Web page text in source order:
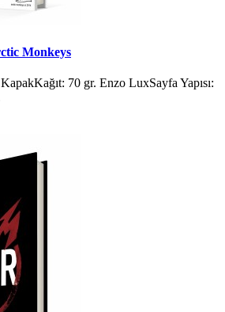
Monkeys
70 gr. Enzo LuxSayfa Yapısı: